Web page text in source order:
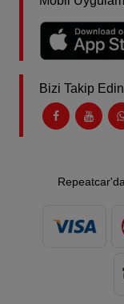
Bizi Takip Edin